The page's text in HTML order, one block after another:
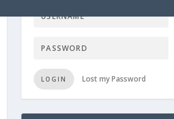
LOGIN Lost my Password